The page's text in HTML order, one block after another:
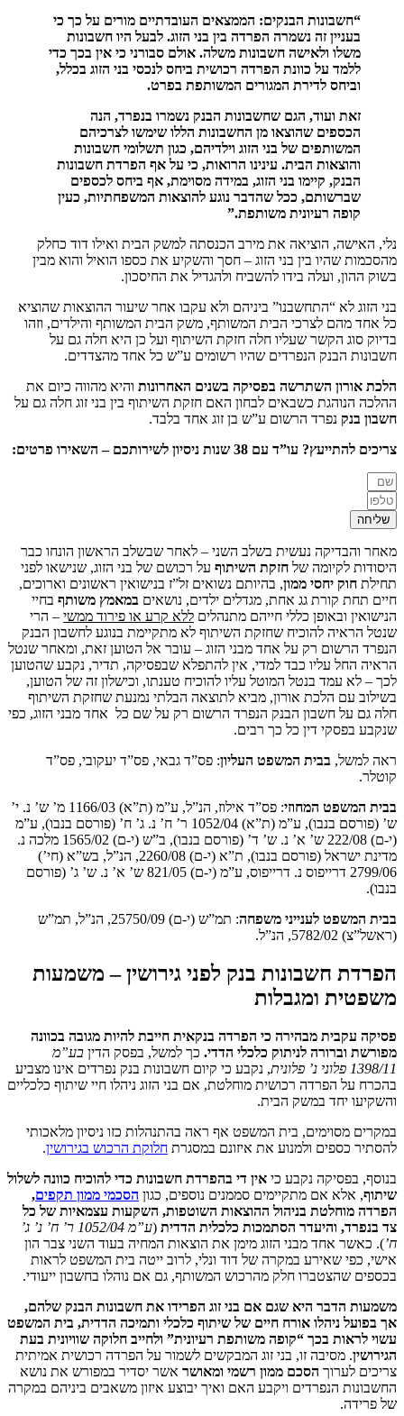
“חשבונות הבנקים: הממצאים העובדתיים מורים על כך כי
בעניין זה נשמרה הפרדה בין בני הזוג. לבעל היו חשבונות
משלו ולאישה חשבונות משלה. אולם סבורני כי אין בכך כדי
ללמד על כוונת הפרדה רכושית ביחס לנכסי בני הזוג בכלל,
וביחס לדירת המגורים המשותפת בפרט.
זאת ועוד, הגם שחשבונות הבנק נשמרו בנפרד, הנה
הכספים שהוצאו מן החשבונות הללו שימשו לצרכיהם
המשותפים של בני הזוג וילדיהם, כגון תשלומי חשבונות
והוצאות הבית. עינינו הרואות, כי על אף הפרדת חשבונות
הבנק, קיימו בני הזוג, במידה מסוימת, אף ביחס לכספים
שברשותם, ככל שהדבר נוגע להוצאות המשפחתיות, כעין
קופה רעיונית משותפת.”
נלי, האישה, הוציאה את מירב הכנסתה למשק הבית ואילו דוד כחלק
מהסכמות שהיו בין בני הזוג – חסך והשקיע את כספו הואיל והוא מבין
בשוק ההון, ועלה בידו להשביח ולהגדיל את החיסכון.
בני הזוג לא “התחשבנו” ביניהם ולא עקבו אחר שיעור ההוצאות שהוציא
כל אחד מהם לצרכי הבית המשותף, משק הבית המשותף והילדים, וזהו
בדיוק סוג הקשר שעליו חלה חזקת השיתוף ועל כן היא חלה גם על
חשבונות הבנק הנפרדים שהיו רשומים ע”ש כל אחד מהצדדים.
הלכת אורון השתרשה בפסיקה בשנים האחרונות והיא מהווה כיום את
ההלכה הנוהגת כשבאים לבחון האם חזקת השיתוף בין בני זוג חלה גם על
חשבון בנק נפרד הרשום ע”ש בן זוג אחד בלבד.
צריכים להתייעץ? עו”ד עם 38 שנות ניסיון לשירותכם – השאירו פרטים:
שליחה
מאחר והבדיקה נעשית בשלב השני – לאחר שבשלב הראשון הונחו כבר
היסודות לקיומה של חזקת השיתוף על רכושם של בני הזוג, שנישאו לפני
תחילת חוק יחסי ממון, בהיותם נשואים זל”ז בנישואין ראשונים וארוכים,
חיים תחת קורת גג אחת, מגדלים ילדים, נושאים במאמץ משותף בחיי
הנישואין ובאופן כללי חייהם מתנהלים ללא קרע או פירוד ממשי – הרי
שנטל הראיה להוכיח שחזקת השיתוף לא מתקיימת בנוגע לחשבון הבנק
הנפרד הרשום רק על אחד מבני הזוג – עובר אל הטוען זאת, ומאחר שנטל
הראיה החל עליו כבד למדי, אין להתפלא שבפסיקה, תדיר, נקבע שהטוען
לכך – לא עמד בנטל המוטל עליו להוכיח טענתו, וכישלון זה של הטוען,
בשילוב עם הלכת אורון, מביא לתוצאה הבלתי נמנעת שחזקת השיתוף
חלה גם על חשבון הבנק הנפרד הרשום רק על שם כל אחד מבני הזוג, כפי
שנקבע בפסקי דין כל כך רבים.
ראה למשל, בבית המשפט העליון: פס”ד גבאי, פס”ד יעקובי, פס”ד
קוטלר.
בבית המשפט המחוזי
: פס”ד אילוז, הנ”ל, ע”מ (ת”א) 1166/03 מ’ ש’ נ. י’
ש’ (פורסם בנבו), ע”מ (ת”א) 1052/04 ר’ ח’ נ. ג’ ח’ (פורסם בנבו), ע”מ
(י-ם) 222/08 ש’ א’ נ. ש’ ד’ (פורסם בנבו), ב”ש (י-ם) 1565/02 מלכה נ.
מדינת ישראל (פורסם בנבו), ת”א (י-ם) 2260/08, הנ”ל, בש”א (חי’)
2799/06 דרייפוס נ. דרייפוס, ע”מ (י-ם) 821/05 ש’ א’ נ. ש’ ג’ (פורסם
בנבו).
בבית המשפט לענייני משפחה
: תמ”ש (י-ם) 25750/09, הנ”ל, תמ”ש
(ראשל”צ) 5782/02, הנ”ל.
הפרדת חשבונות בנק לפני גירושין – משמעות
משפטית ומגבלות
פסיקה עקבית מבהירה כי הפרדה בנקאית חייבת להיות מגובה בכוונה
מפורשת וברורה לניתוק כלכלי הדדי. כך למשל, בפסק הדין בע”מ
1398/11 פלוני נ’ פלונית
, נקבע כי קיום חשבונות בנק נפרדים אינו מצביע
בהכרח על הפרדה רכושית מוחלטת, אם בני הזוג ניהלו חיי שיתוף כלכליים
והשקיעו יחד במשק הבית.
במקרים מסוימים, בית המשפט אף ראה בהתנהלות כזו ניסיון מלאכותי
להסתיר כספים ולמנוע את איזונם במסגרת חלוקת הרכוש בגירושין.
בנוסף, בפסיקה נקבע כי אין די בהפרדת חשבונות כדי להוכיח כוונה לשלול
שיתוף, אלא אם מתקיימים סממנים נוספים, כגון הסכמי ממון תקפים,
הפרדה מוחלטת בניהול ההוצאות השוטפות, השקעות עצמאיות של כל
צד בנפרד, והיעדר הסתמכות כלכלית הדדית (
ע”מ 1052/04 ר’ ח’ נ’ ג’
ח’). כאשר אחד מבני הזוג מימן את הוצאות המחיה בעוד השני צבר הון
אישי, כפי שאירע במקרה של דוד ונלי, לרוב ייטה בית המשפט לראות
בכספים שהצטברו חלק מהרכוש המשותף, גם אם נוהלו בחשבון ייעודי.
משמעות הדבר היא שגם אם בני זוג הפרידו את חשבונות הבנק שלהם,
אך בפועל ניהלו אורח חיים של שיתוף כלכלי ותמיכה הדדית, בית המשפט
עשוי לראות בכך “קופה משותפת רעיונית” ולחייב חלוקה שוויונית בעת
הגירושין. מסיבה זו, בני זוג המבקשים לשמור על הפרדה רכושית אמיתית
צריכים לערוך הסכם ממון רשמי ומאושר אשר יסדיר במפורש את נושא
החשבונות הנפרדים ויקבע האם ואיך יבוצע איזון משאבים ביניהם במקרה
של פרידה.